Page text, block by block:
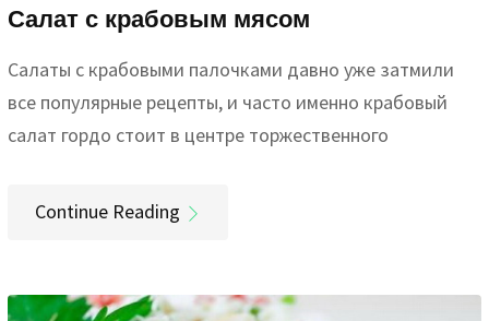
Салат с крабовым мясом
Салаты с крабовыми палочками давно уже затмили
все популярные рецепты, и часто именно крабовый
салат гордо стоит в центре торжественного
Continue Reading